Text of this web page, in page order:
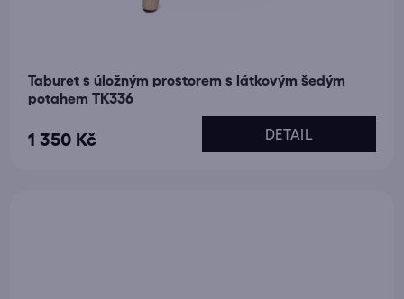
Taburet s úložným prostorem s látkovým šedým
potahem TK336
1 350 Kč DETAIL